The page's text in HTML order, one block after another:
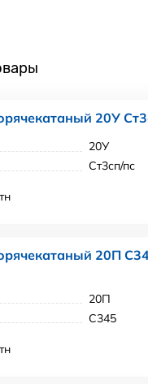
20У
20У
Ст3сп/пс
20П
20П
С345